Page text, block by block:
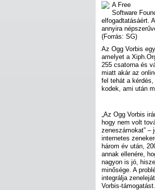
A Free
Software
elfogadtatásáért.
annyira
(Forrás: SG)
Az Ogg Vorbis
amelyet a
255 csatorna és
miatt akár az
fel tehát a
kodek, ami után
„Az Ogg Vorbis
hogy nem volt
zeneszámokat” –
internetes
három év után,
annak ellenére,
nagyon is jó,
minősége. A
integrálja
Vorbis-támogatást.